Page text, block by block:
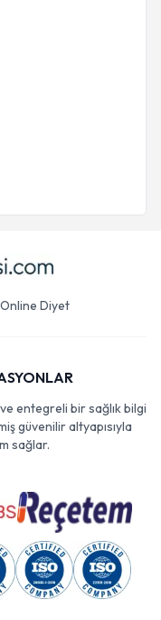
Online Diyet
entegreli bir sağlık bilgi
güvenilir altyapısıyla
sağlar.